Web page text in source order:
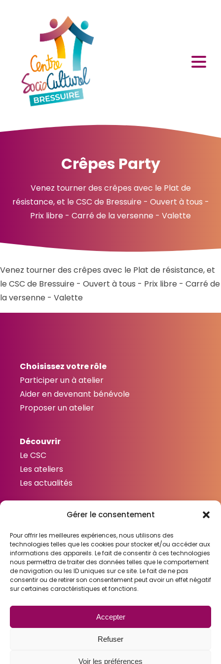
Gérer le consentement
Pour offrir les meilleures expériences, nous utilisons des
technologies telles que les cookies pour stocker et/ou accéder aux
informations des appareils. Le fait de consentir à ces technologies
nous permettra de traiter des données telles que le comportement
de navigation ou les ID uniques sur ce site. Le fait de ne pas
consentir ou de retirer son consentement peut avoir un effet négatif
sur certaines caractéristiques et fonctions.
Accepter
Refuser
Voir les préférences
Crêpes Party
Venez tourner des crêpes avec le Plat de
résistance, et le CSC de Bressuire - Ouvert à tous -
Prix libre - Carré de la versenne - Valette
Venez tourner des crêpes avec le Plat de résistance, et
le CSC de Bressuire - Ouvert à tous - Prix libre - Carré de
la versenne - Valette
Choisissez votre rôle
Participer un à atelier
Aider en devenant bénévole
Proposer un atelier
Découvrir
Le CSC
Les ateliers
Les actualités
Contactez-nous
Contact
Liens utiles
Gestion des cookies
Politique de confidentialité